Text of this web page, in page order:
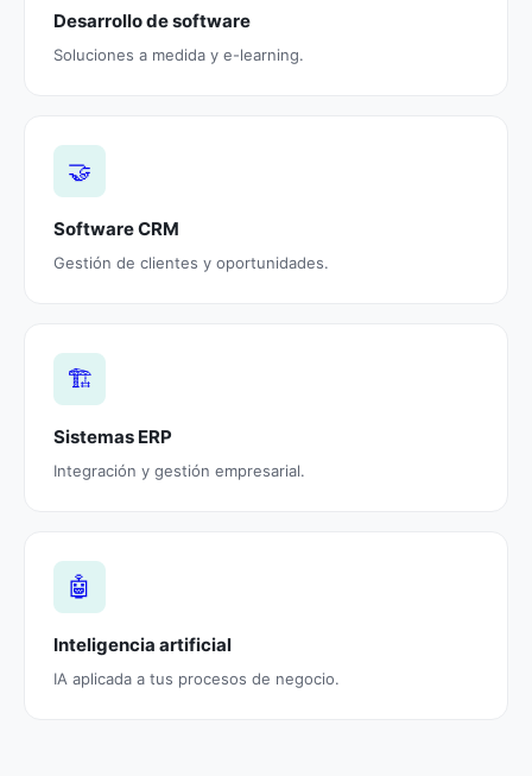
Desarrollo de software
Soluciones a medida y e-learning.
🤝
Software CRM
Gestión de clientes y oportunidades.
🏗️
Sistemas ERP
Integración y gestión empresarial.
🤖
Inteligencia artificial
IA aplicada a tus procesos de negocio.